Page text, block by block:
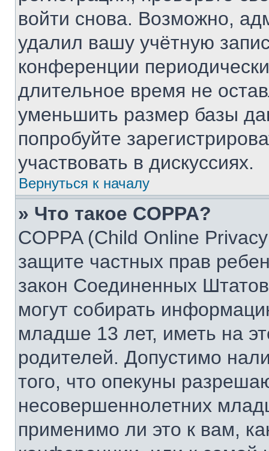
войти снова. Возможно,
удалил вашу учётную
конференции
длительное время не
уменьшить размер базы
попробуйте
участвовать в дискуссиях.
Вернуться к началу
» Что такое COPPA?
COPPA (Child Online
защите частных прав
закон Соединенных
могут собирать
младше 13 лет, иметь на
родителей. Допустимо
того, что опекуны
несовершеннолетних
применимо ли это к вам,